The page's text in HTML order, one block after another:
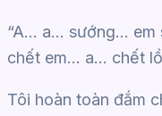
“A… a… sướng…
chết em… a… chết
Tôi hoàn toàn đắm